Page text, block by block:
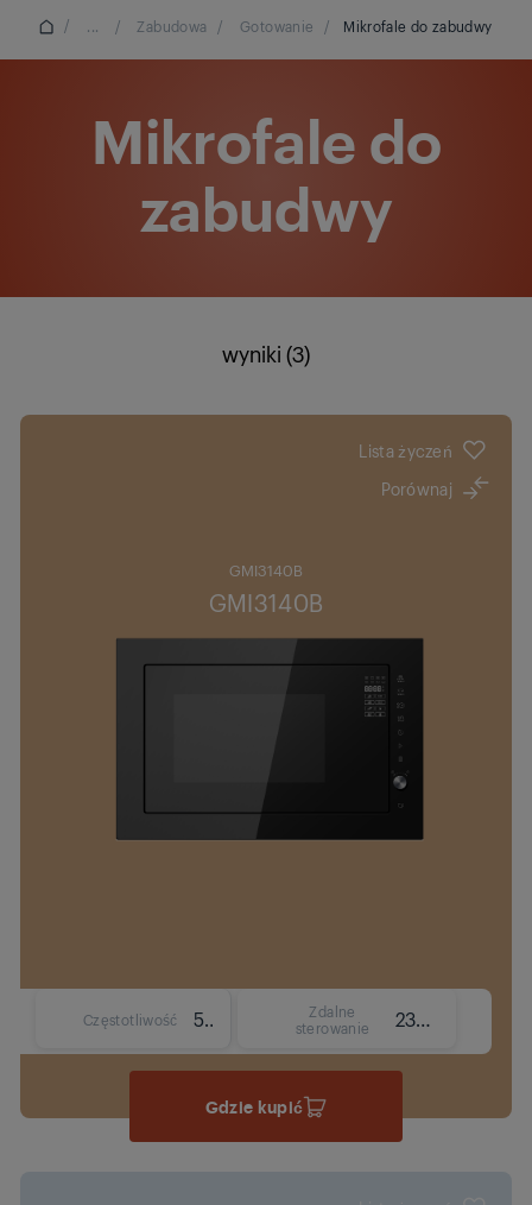
/ ... / Zabudowa / Gotowanie / Mikrofale do zabudwy
Mikrofale do
zabudwy
wyniki (3)
Lista życzeń
Porównaj
GMI3140B
GMI3140B
Częstotliwość 50 Hz
Zdalne
sterowanie
230 V
Gdzie kupić